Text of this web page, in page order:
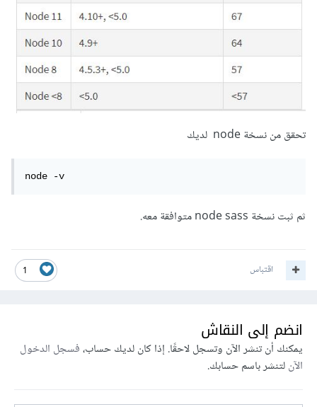
تحقق من نسخة node لديك
node -v
ثم ثبت نسخة node sass متوافقة معه.
1 اقتباس
انضم إلى النقاش
يمكنك أن تنشر الآن وتسجل لاحقًا. إذا كان لديك حساب،فسجل الدخول
الآنلتنشر باسم حسابك.